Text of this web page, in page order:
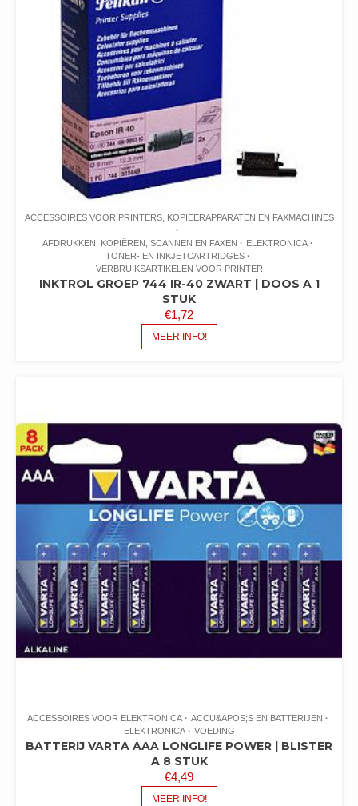
ACCESSOIRES VOOR PRINTERS, KOPIEERAPPARATEN EN FAXMACHINES
AFDRUKKEN, KOPIËREN, SCANNEN EN FAXEN
ELEKTRONICA
TONER- EN INKJETCARTRIDGES
VERBRUIKSARTIKELEN VOOR PRINTER
INKTROL GROEP 744 IR-40 ZWART | DOOS A 1
STUK
€1,72
MEER INFO!
ACCESSOIRES VOOR ELEKTRONICA
ACCU&APOS;S EN BATTERIJEN
ELEKTRONICA
VOEDING
BATTERIJ VARTA AAA LONGLIFE POWER | BLISTER
A 8 STUK
€4,49
MEER INFO!